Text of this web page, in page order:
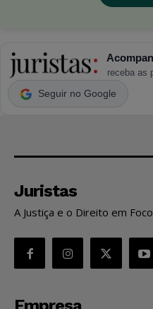
receba as
Seguir no Google
Juristas
A Justiça e o Direito em Foco